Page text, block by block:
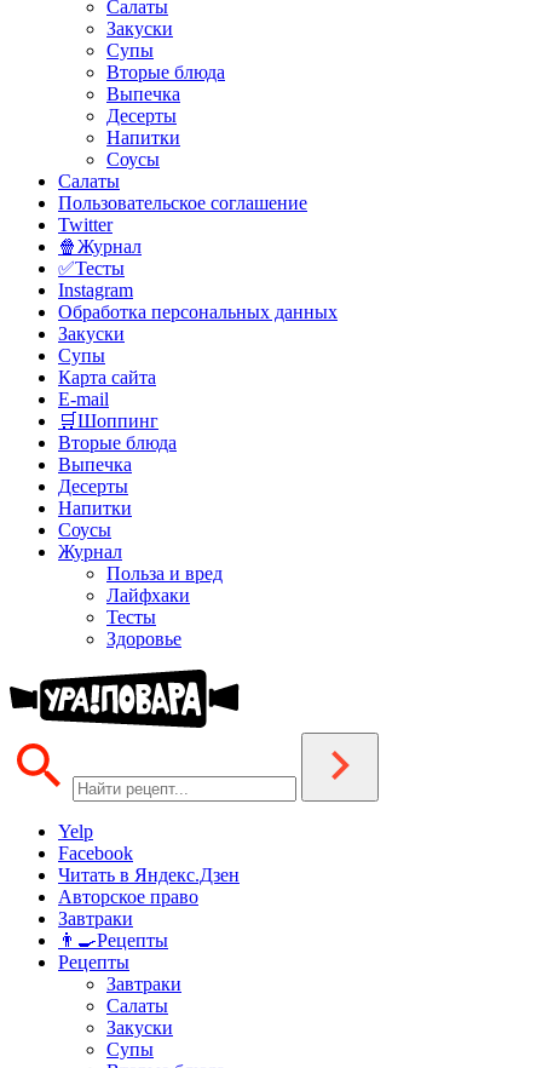
Салаты
Закуски
Супы
Вторые блюда
Выпечка
Десерты
Напитки
Соусы
Салаты
Пользовательское соглашение
Twitter
🍿Журнал
✅Тесты
Instagram
Обработка персональных данных
Закуски
Супы
Карта сайта
E-mail
🛒Шоппинг
Вторые блюда
Выпечка
Десерты
Напитки
Соусы
Журнал
Польза и вред
Лайфхаки
Тесты
Здоровье
Yelp
Facebook
Читать в Яндекс.Дзен
Авторское право
Завтраки
👨‍🍳Рецепты
Рецепты
Завтраки
Салаты
Закуски
Супы